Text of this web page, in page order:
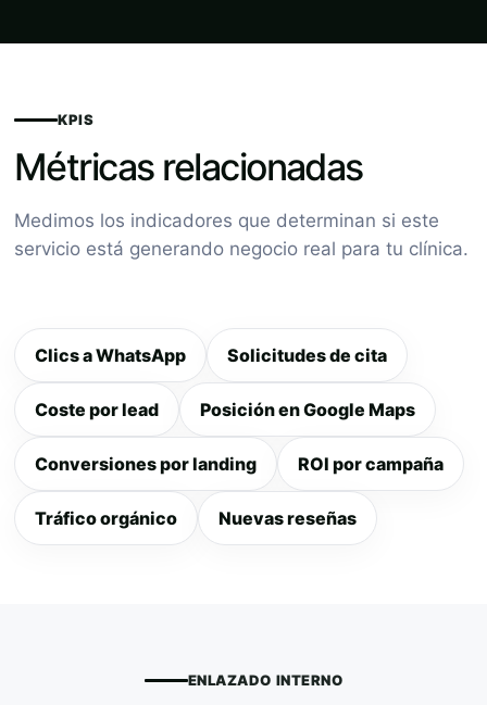
KPIS
Métricas relacionadas
Medimos los indicadores que determinan si este
servicio está generando negocio real para tu clínica.
Clics a WhatsApp Solicitudes de cita
Coste por lead Posición en Google Maps
Conversiones por landing ROI por campaña
Tráfico orgánico Nuevas reseñas
ENLAZADO INTERNO